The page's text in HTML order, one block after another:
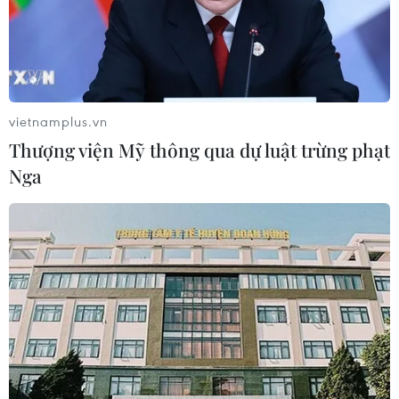
Áp dụng "luồng xanh" cho nhà đầu
tư dự án hạ tầng công nghiệp phía
Đông Đắk Lắk
08/08/2026 01:45
Quốc hội thảo luận dự án Luật Dầu
khí (sửa đổi), bảo đảm an ninh năng
lượng
Việt Nam cần theo dõi chặt chẽ các
biện pháp phòng vệ thương mại tại
Canada
08/08/2026 00:39
vietnamplus.vn
Thượng viện Mỹ thông qua dự luật trừng phạt
Nga